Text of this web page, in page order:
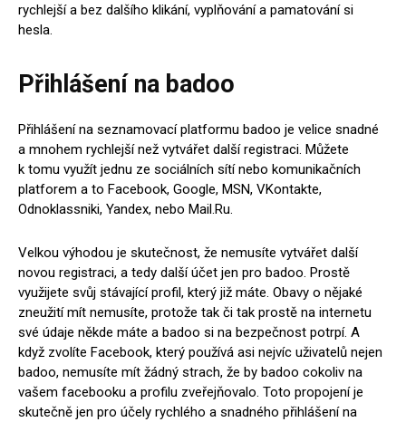
rychlejší a bez dalšího klikání, vyplňování a pamatování si
hesla.
Přihlášení na badoo
Přihlášení na seznamovací platformu badoo je velice snadné
a mnohem rychlejší než vytvářet další registraci. Můžete
k tomu využít jednu ze sociálních sítí nebo komunikačních
platforem a to Facebook, Google, MSN, VKontakte,
Odnoklassniki, Yandex, nebo Mail.Ru.
Velkou výhodou je skutečnost, že nemusíte vytvářet další
novou registraci, a tedy další účet jen pro badoo. Prostě
využijete svůj stávající profil, který již máte. Obavy o nějaké
zneužití mít nemusíte, protože tak či tak prostě na internetu
své údaje někde máte a badoo si na bezpečnost potrpí. A
když zvolíte Facebook, který používá asi nejvíc uživatelů nejen
badoo, nemusíte mít žádný strach, že by badoo cokoliv na
vašem facebooku a profilu zveřejňovalo. Toto propojení je
skutečně jen pro účely rychlého a snadného přihlášení na